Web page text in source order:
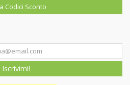
Iscrivimi!